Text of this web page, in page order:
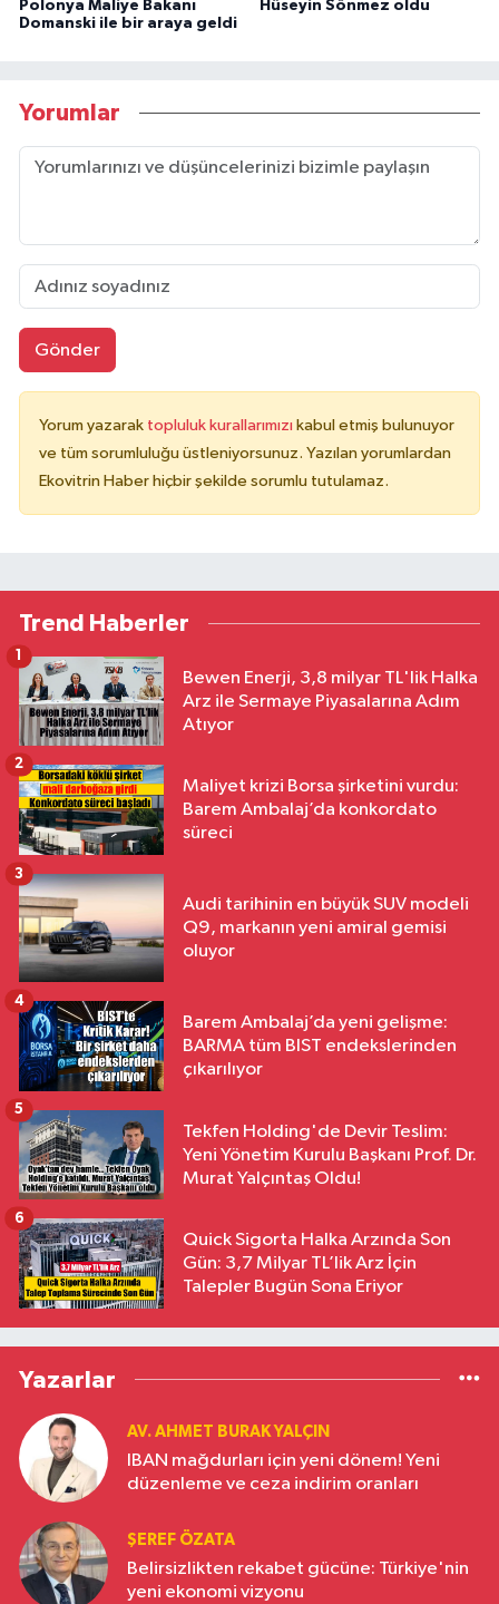
Polonya Maliye Bakanı
Domanski ile bir araya geldi
Hüseyin Sönmez oldu
Yorumlar
Gönder
Yorum yazarak topluluk kurallarımızı kabul etmiş bulunuyor
ve tüm sorumluluğu üstleniyorsunuz. Yazılan yorumlardan
Ekovitrin Haber hiçbir şekilde sorumlu tutulamaz.
Trend Haberler
Bewen Enerji, 3,8 milyar TL'lik Halka
Arz ile Sermaye Piyasalarına Adım
Atıyor
1
Maliyet krizi Borsa şirketini vurdu:
Barem Ambalaj’da konkordato
süreci
2
Audi tarihinin en büyük SUV modeli
Q9, markanın yeni amiral gemisi
oluyor
3
Barem Ambalaj’da yeni gelişme:
BARMA tüm BIST endekslerinden
çıkarılıyor
4
Tekfen Holding'de Devir Teslim:
Yeni Yönetim Kurulu Başkanı Prof. Dr.
Murat Yalçıntaş Oldu!
5
Quick Sigorta Halka Arzında Son
Gün: 3,7 Milyar TL’lik Arz İçin
Talepler Bugün Sona Eriyor
6
Yazarlar
AV. AHMET BURAK YALÇIN
IBAN mağdurları için yeni dönem! Yeni
düzenleme ve ceza indirim oranları
ŞEREF ÖZATA
Belirsizlikten rekabet gücüne: Türkiye'nin
yeni ekonomi vizyonu